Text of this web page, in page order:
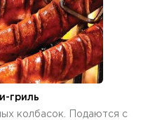
гриль
колбасок. Подаются с